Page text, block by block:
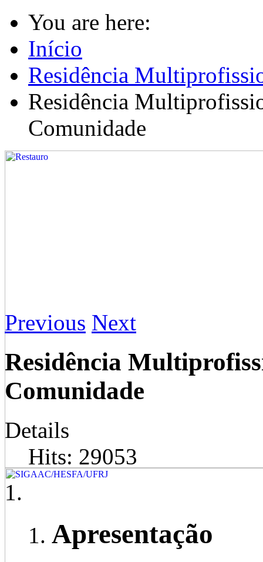
You are here:
Início
Residência
Residência
Comunidade
Previous Next
Residência
Comunidade
Details
Hits: 29053
Apresentação